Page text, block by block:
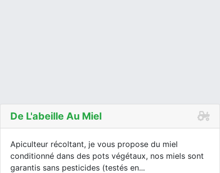
De L'abeille Au Miel
Apiculteur récoltant, je vous propose du miel
conditionné dans des pots végétaux, nos miels sont
garantis sans pesticides (testés en...